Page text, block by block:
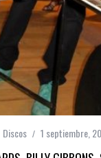
Discos 1 septiembre,